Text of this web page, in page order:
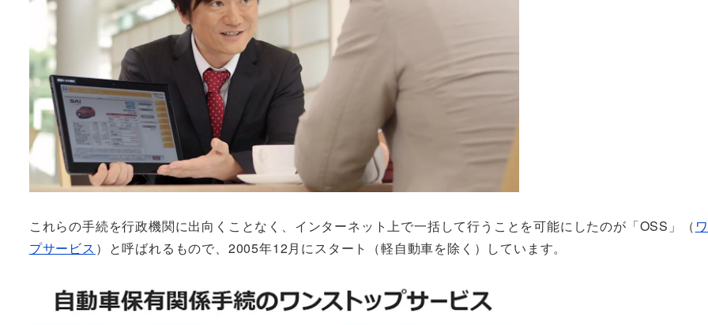
これらの手続を行政機関に出向くことなく、インターネット上で一括して行うことを可能にしたのが「OSS」（
プサービス ）と呼ばれるもので、2005年12月にスタート（軽自動車を除く）しています。